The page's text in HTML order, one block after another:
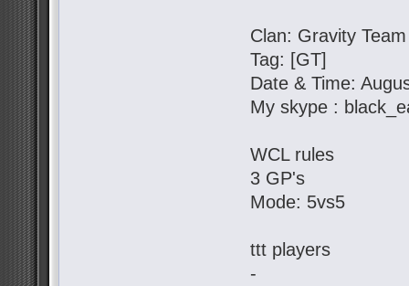
Clan: Gravity Team
Tag: [GT]
Date & Time:
My skype :
WCL rules
3 GP's
Mode: 5vs5
ttt players
-